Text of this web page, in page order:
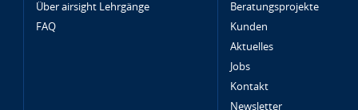
Über airsight Lehrgänge
FAQ
Beratungsprojekte
Kunden
Aktuelles
Jobs
Kontakt
Newsletter